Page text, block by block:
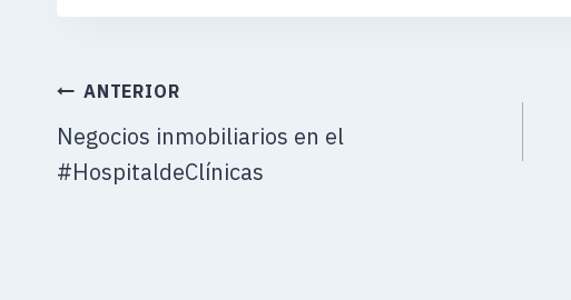
NAVEGACIÓN
DE
ENTRADAS
ANTERIOR
Negocios inmobiliarios en el
#HospitaldeClínicas